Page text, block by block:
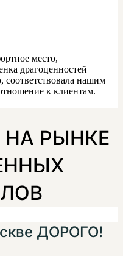
место,
драгоценностей
соответствовала нашим
к клиентам.
НА РЫНКЕ
ДОРОГО!